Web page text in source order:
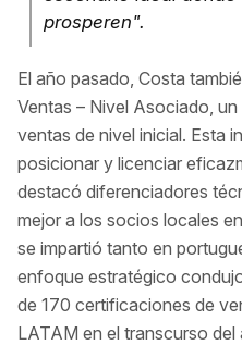
prosperen".
El año pasado, Costa
Ventas – Nivel Asociado,
ventas de nivel inicial. Esta
posicionar y licenciar
destacó diferenciadores
mejor a los socios locales
se impartió tanto en
enfoque estratégico
de 170 certificaciones de
LATAM en el transcurso del